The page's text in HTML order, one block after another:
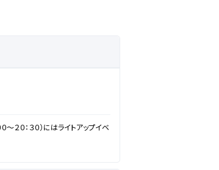
～２０：３０）にはライトアップイベ